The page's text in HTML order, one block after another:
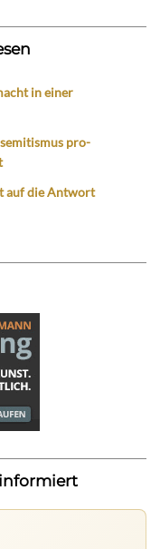
in einer
pro-
auf die Antwort